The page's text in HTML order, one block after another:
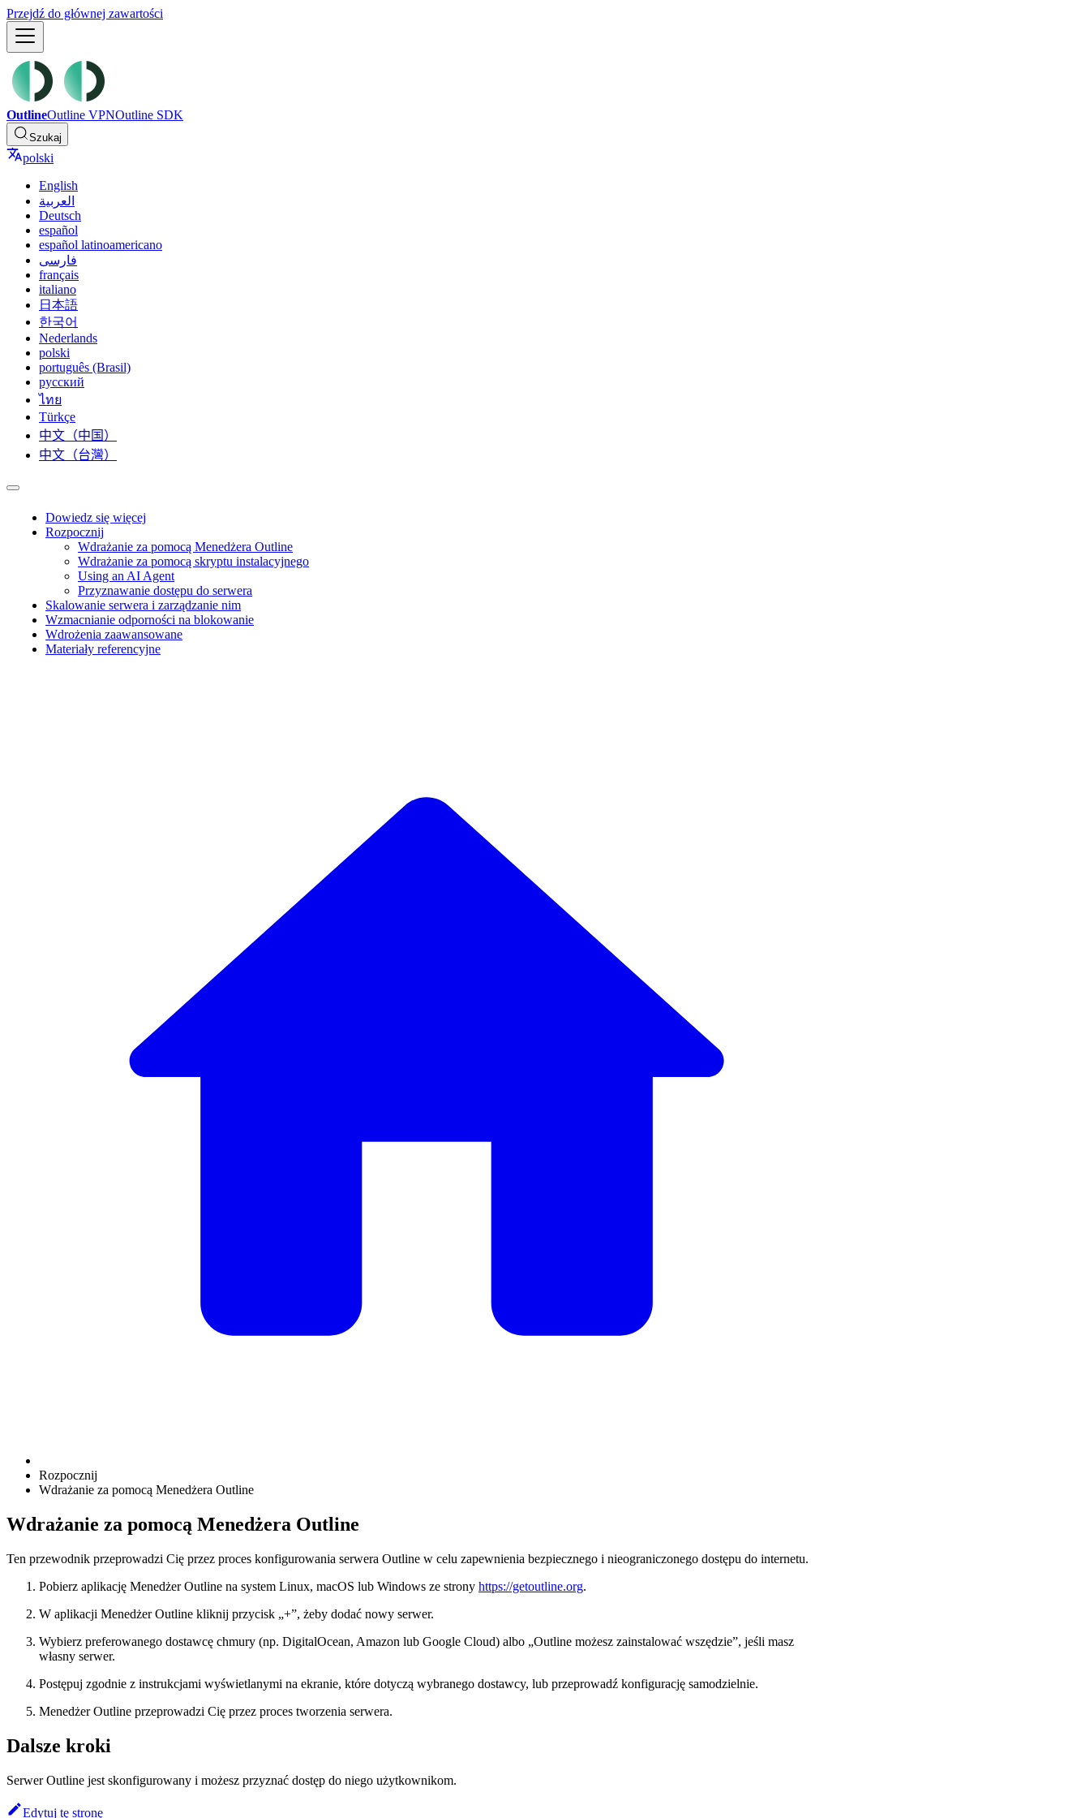
Przejdź do głównej zawartości
OutlineOutline VPNOutline SDK
Szukaj
polski
English
العربية
Deutsch
español
español latinoamericano
فارسی
français
italiano
日本語
한국어
Nederlands
polski
português (Brasil)
русский
ไทย
Türkçe
中文（中国）
中文（台灣）
Dowiedz się więcej
Rozpocznij
Wdrażanie za pomocą Menedżera Outline
Wdrażanie za pomocą skryptu instalacyjnego
Using an AI Agent
Przyznawanie dostępu do serwera
Skalowanie serwera i zarządzanie nim
Wzmacnianie odporności na blokowanie
Wdrożenia zaawansowane
Materiały referencyjne
Rozpocznij
Wdrażanie za pomocą Menedżera Outline
Wdrażanie za pomocą Menedżera Outline
Ten przewodnik przeprowadzi Cię przez proces konfigurowania serwera Outline w celu zapewnienia bezpiecznego i nieograniczonego dostępu do internetu.
Pobierz aplikację Menedżer Outline na system Linux, macOS lub Windows ze strony https://getoutline.org.
W aplikacji Menedżer Outline kliknij przycisk „+”, żeby dodać nowy serwer.
Wybierz preferowanego dostawcę chmury (np. DigitalOcean, Amazon lub Google Cloud) albo „Outline możesz zainstalować wszędzie”, jeśli masz
własny serwer.
Postępuj zgodnie z instrukcjami wyświetlanymi na ekranie, które dotyczą wybranego dostawcy, lub przeprowadź konfigurację samodzielnie.
Menedżer Outline przeprowadzi Cię przez proces tworzenia serwera.
Dalsze kroki
Serwer Outline jest skonfigurowany i możesz przyznać dostęp do niego użytkownikom.
Edytuj tę stronę